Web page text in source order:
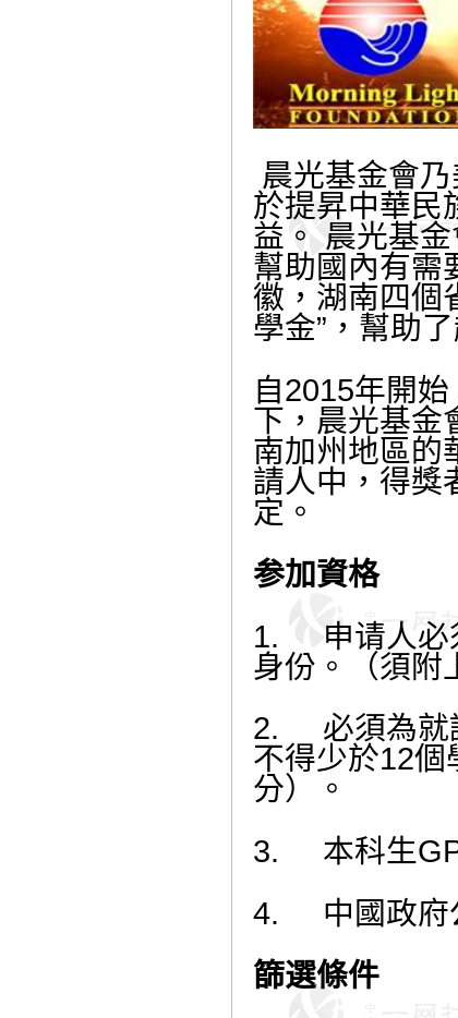
晨光基金會
於提昇中華民
益。
晨光基
幫助國內有需
徽，湖南四個
學金” ， 幫助
自2015年開
下，晨光基金
南加州地區的
請人中，得獎
定。
参加資格
1.
申请人
身份。（須附
2.
必須為
不得少於12個
分）。
3.
本科生
4.
中國政府
篩選條件